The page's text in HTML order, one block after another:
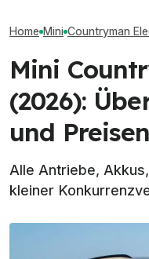
Home Mini Countryman
Mini
(2026):
und Preisen
Alle Antriebe,
kleiner